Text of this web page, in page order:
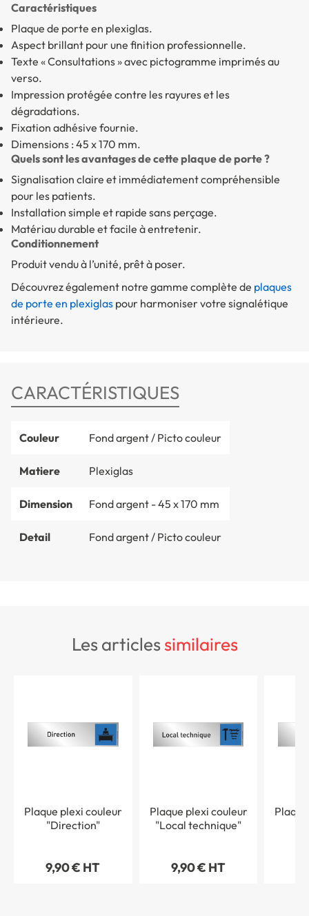
Caractéristiques
Plaque de porte en plexiglas.
Aspect brillant pour une finition professionnelle.
Texte « Consultations » avec pictogramme imprimés au
verso.
Impression protégée contre les rayures et les
dégradations.
Fixation adhésive fournie.
Dimensions : 45 x 170 mm.
Quels sont les avantages de cette plaque de porte ?
Signalisation claire et immédiatement compréhensible
pour les patients.
Installation simple et rapide sans perçage.
Matériau durable et facile à entretenir.
Conditionnement
Produit vendu à l’unité, prêt à poser.
Découvrez également notre gamme complète de plaques
de porte en plexiglas pour harmoniser votre signalétique
intérieure.
CARACTÉRISTIQUES
Couleur Fond argent / Picto couleur
Matiere Plexiglas
Dimension Fond argent - 45 x 170 mm
Detail Fond argent / Picto couleur
les articlessimilaires
Plaque plexi couleur
"Direction"
9,90 € HT
Plaque plexi couleur
"Local technique"
9,90 € HT